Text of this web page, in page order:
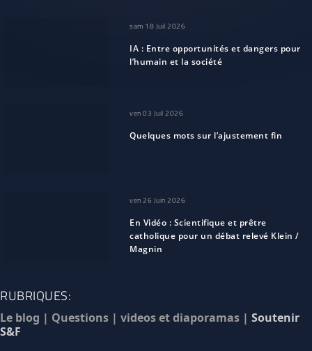
sam 18 Juil 2026
IA : Entre opportunités et dangers pour
l’humain et la société
ven 03 Juil 2026
Quelques mots sur l’ajustement fin
ven 26 Juin 2026
En Vidéo : Scientifique et prêtre
catholique pour un débat relevé Klein /
Magnin
RUBRIQUES:
Le blog | Questions | videos et diaporamas | Soutenir
S&F